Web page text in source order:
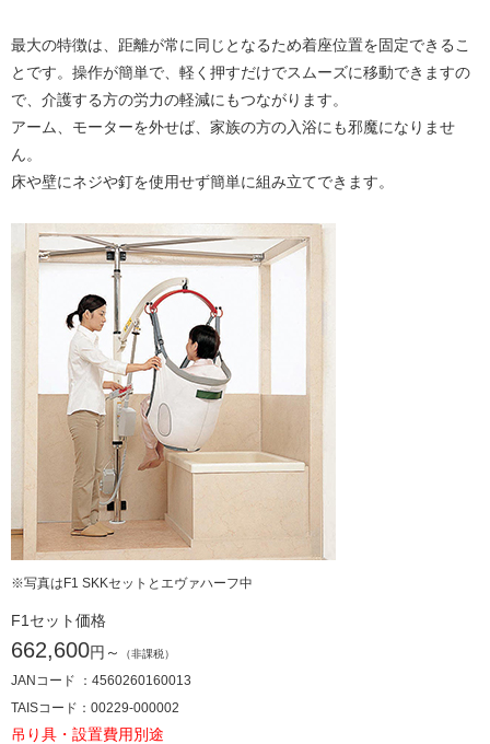
最大の特徴は、距離が常に同じとなるため着座位置を固定できるこ
とです。操作が簡単で、軽く押すだけでスムーズに移動できますの
で、介護する方の労力の軽減にもつながります。
アーム、モーターを外せば、家族の方の入浴にも邪魔になりませ
ん。
床や壁にネジや釘を使用せず簡単に組み立てできます。
※写真はF1 SKKセットとエヴァハーフ中
F1セット価格
662,600円～ （非課税）
JANコード ：4560260160013
TAISコード：00229-000002
吊り具・設置費用別途